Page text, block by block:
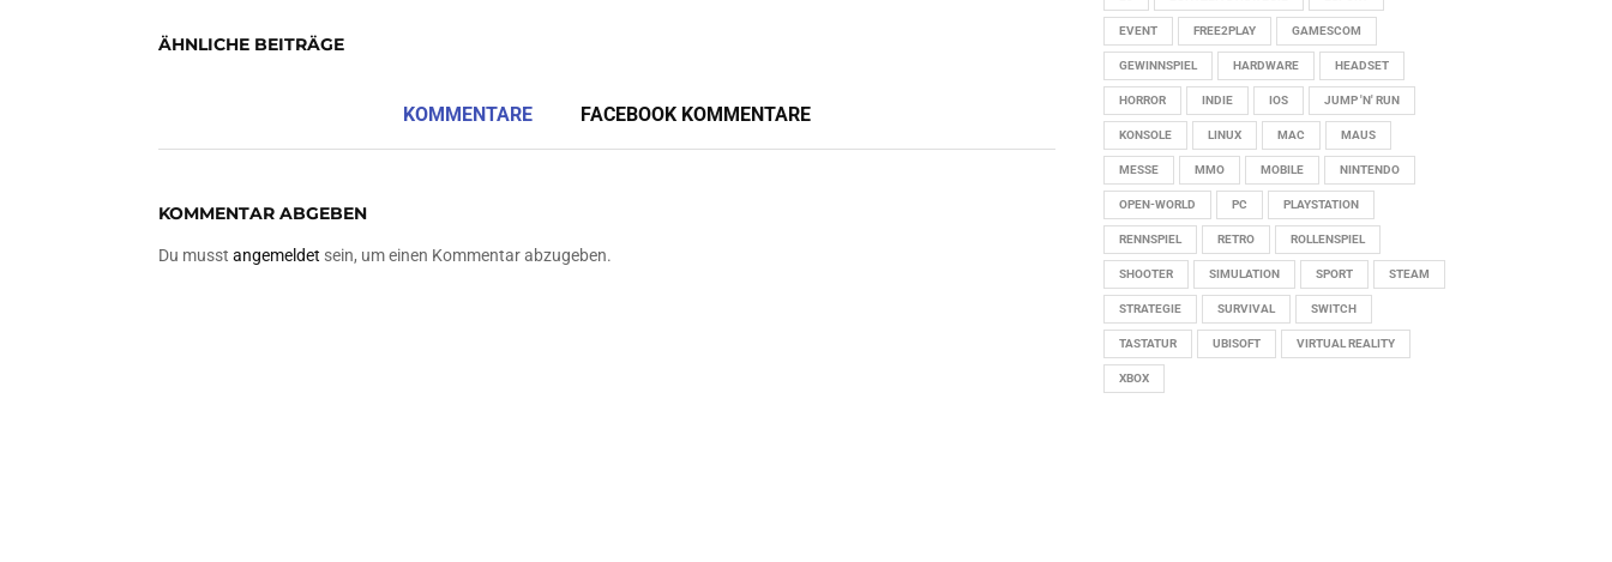
ÄHNLICHE BEITRÄGE
KOMMENTARE FACEBOOK KOMMENTARE
KOMMENTAR ABGEBEN
Du musst angemeldet sein, um einen Kommentar abzugeben.
EVENT FREE2PLAY GAMESCOM
GEWINNSPIEL HARDWARE HEADSET
HORROR INDIE IOS JUMP 'N' RUN
KONSOLE LINUX MAC MAUS
MESSE MMO MOBILE NINTENDO
OPEN-WORLD PC PLAYSTATION
RENNSPIEL RETRO ROLLENSPIEL
SHOOTER SIMULATION SPORT STEAM
STRATEGIE SURVIVAL SWITCH
TASTATUR UBISOFT VIRTUAL REALITY
XBOX